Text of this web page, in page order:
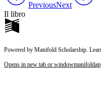
PreviousNext
Il libro
Powered by Manifold Scholarship.
Opens in new tab or window